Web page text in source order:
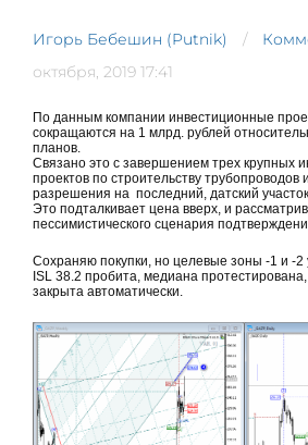
Игорь Бебешин (Putnik)
октября, 2019 17:41
По данным компании инвестиционные
сокращаются на 1 млрд. рублей
планов.
Связано это с завершением трех крупных
проектов по строительству трубопроводов
разрешения на последний, датский
Это подталкивает цена вверх, и
пессимистического сценария
Сохраняю покупки, но целевые зоны -1 и -2
ISL 38.2 пробита, медиана
закрыта автоматически.